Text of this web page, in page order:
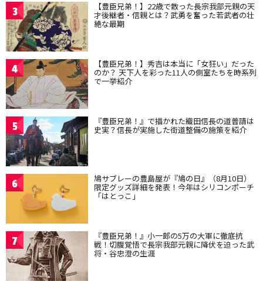
3 【豊臣兄弟！】22歳で散った長宗我部元親の天
才後継者・信親とは？武勇を奮った若武者の壮
絶な最期
4 【豊臣兄弟！】秀吉は本当に「女狂い」だった
のか？ 天下人を彩った11人の側室たちを時系列
で一挙紹介
5 『豊臣兄弟！』で描かれた織田信長の道普請は
史実？信長が実施した街道整備の施策を紹介
6 鳩サブレーの豊島屋が『鳩の日』（8月10日）
限定グッズ詳細を発表！今年はシリコンポーチ
「はとっこ」
7 『豊臣兄弟！』小一郎の5万の大軍に徹底抗
戦！切腹覚悟で長宗我部元親に降伏を迫った武
将・谷忠澄の生涯